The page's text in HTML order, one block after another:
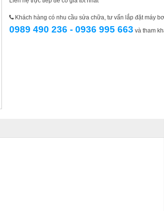
Khách hàng có nhu cầu sửa chữa, tư vấn lắp đặt máy
0989 490 236 - 0936 995 663 và tham